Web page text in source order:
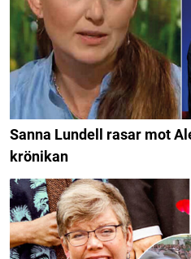
Sanna Lundell rasar mot
krönikan